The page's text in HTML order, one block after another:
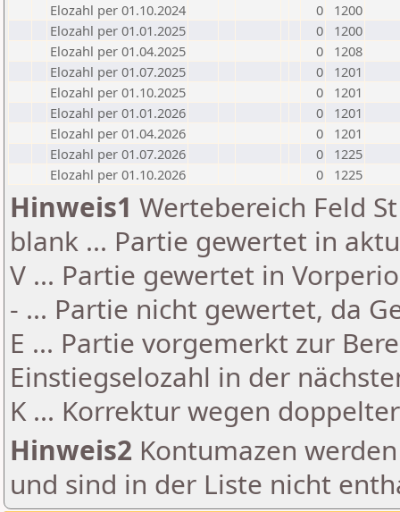
Elozahl per 01.10.2024
0
1200
Elozahl per 01.01.2025
0
1200
Elozahl per 01.04.2025
0
1208
Elozahl per 01.07.2025
0
1201
Elozahl per 01.10.2025
0
1201
Elozahl per 01.01.2026
0
1201
Elozahl per 01.04.2026
0
1201
Elozahl per 01.07.2026
0
1225
Elozahl per 01.10.2026
0 1225
Hinweis1 Wertebereich Feld
blank ... Partie gewertet in
V ... Partie gewertet in
- ... Partie nicht gewertet, da
E ... Partie vorgemerkt zur
Einstiegselozahl in der
K ... Korrektur wegen
Hinweis2 Kontumazen
und sind in der Liste nicht